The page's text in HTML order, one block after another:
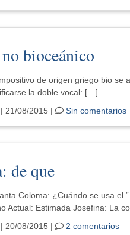
bioceánico
de origen griego bio se
la doble vocal: […]
| 21/08/2015 | Sin comentarios
de que
Coloma: ¿Cuándo se usa el
Actual: Estimada Josefina: La
| 20/08/2015 | 2 comentarios